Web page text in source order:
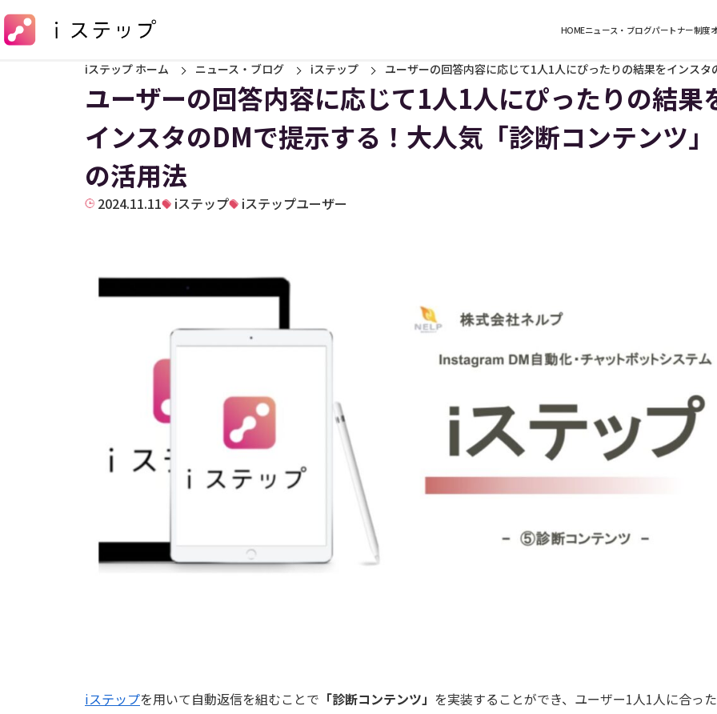
HOMEニュース・ブログパートナー制度
iステップ ホーム ニュース・ブログ iステップ ユーザーの回答内容に応じて1人1人にぴったりの結果をインス
ユーザーの回答内容に応じて1人1人にぴったりの結果
インスタのDMで提示する！大人気「診断コンテンツ」
の活用法
2024.11.11 iステップ iステップユーザー
iステップを用いて自動返信を組むことで 「診断コンテンツ」 を実装することができ、ユーザー1人1人に合っ